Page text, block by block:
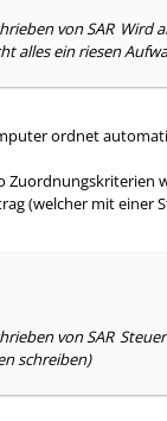
von SAR Wird
alles ein riesen
ordnet
Zuordnungskriterien
(welcher mit einer
von SAR
schreiben)